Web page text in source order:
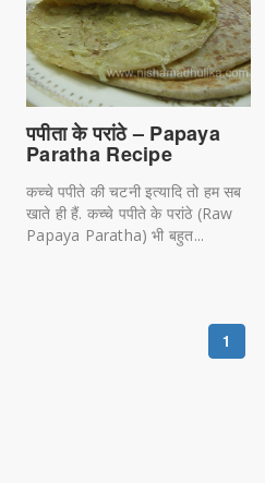
पपीता के परांठे – Papaya
Paratha Recipe
कच्चे पपीते की चटनी इत्यादि तो हम सब
खाते ही हैं. कच्चे पपीते के परांठे (Raw
Papaya Paratha) भी बहुत...
1